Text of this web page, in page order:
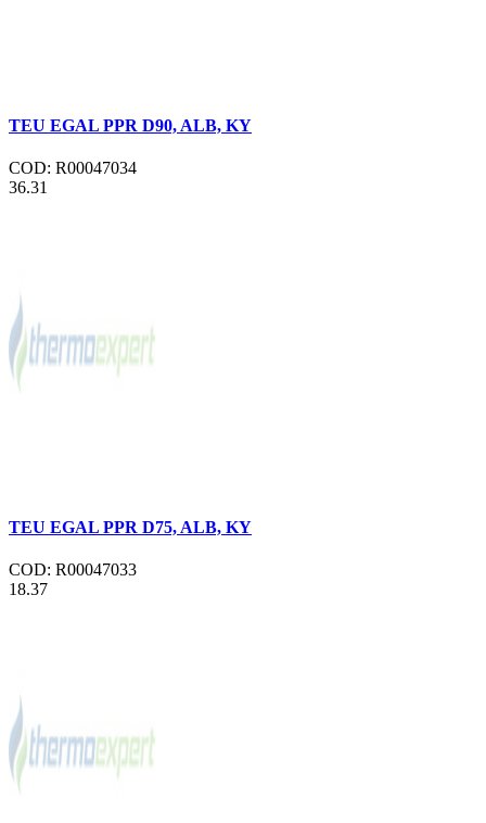
TEU EGAL PPR D90, ALB, KY
COD: R00047034
36.31
TEU EGAL PPR D75, ALB, KY
COD: R00047033
18.37